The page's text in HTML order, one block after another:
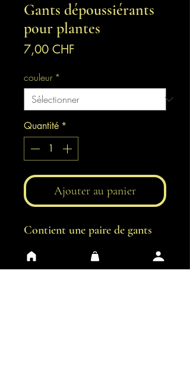
Gants dépoussiérants
pour plantes
7,00 CHF
couleur *
Quantité *
Ajouter au panier
Contient une paire de gants